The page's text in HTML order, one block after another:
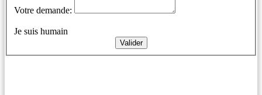
Votre demande:
Je suis humain